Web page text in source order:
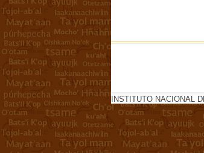
INSTITUTO NACIONAL